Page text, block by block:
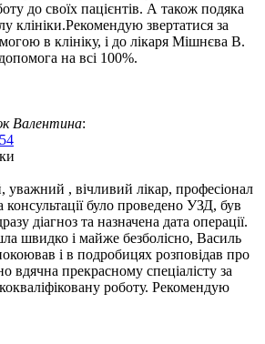
до своїх пацієнтів. А також подяка
клініки.Рекомендую звертатися за
в клініку, і до лікаря Мішнєва В.
на всі 100%.
Валентина:
, вічливий лікар, професіонал
консультації було проведено УЗД, був
діагноз та назначена дата операції.
швидко і майже безболісно, Василь
і в подробицях розповідав про
вдячна прекрасному спеціалісту за
роботу. Рекомендую